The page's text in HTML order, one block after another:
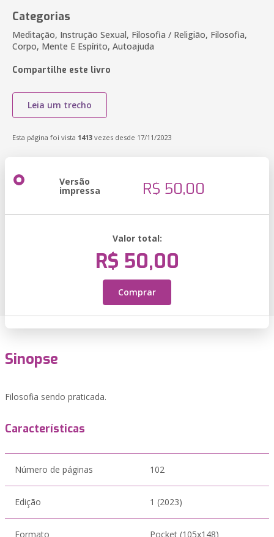
Categorias
Meditação, Instrução Sexual, Filosofia / Religião, Filosofia,
Corpo, Mente E Espírito, Autoajuda
Compartilhe este livro
Leia um trecho
Esta página foi vista 1413 vezes desde 17/11/2023
Versão
impressa R$ 50,00
Valor total:
R$ 50,00
Comprar
Sinopse
Filosofia sendo praticada.
Características
Número de páginas 102
Edição 1 (2023)
Formato Pocket (105x148)